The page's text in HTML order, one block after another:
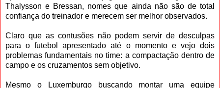
Thalysson e Bressan, nomes que ainda não são de total
confiança do treinador e merecem ser melhor observados.
Claro que as contusões não podem servir de desculpas
para o futebol apresentado até o momento e vejo dois
problemas fundamentais no time: a compactação dentro de
campo e os cruzamentos sem objetivo.
Mesmo o Luxemburgo buscando montar uma equipe